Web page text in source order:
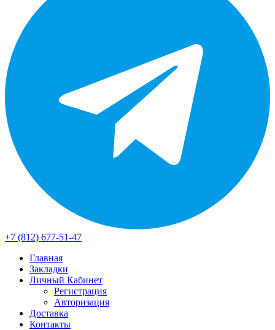
+7 (812) 677-51-47
Главная
Закладки
Личный Кабинет
Регистрация
Авторизация
Доставка
Контакты